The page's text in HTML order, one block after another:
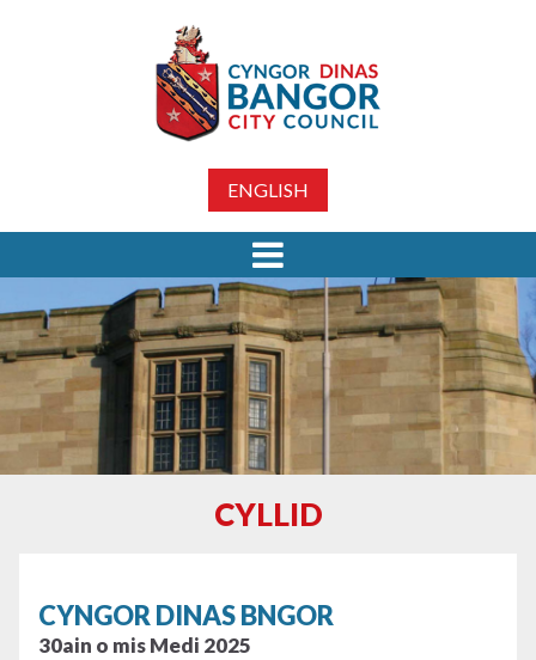
ENGLISH
CYLLID
CYNGOR DINAS BNGOR
30ain o mis Medi 2025